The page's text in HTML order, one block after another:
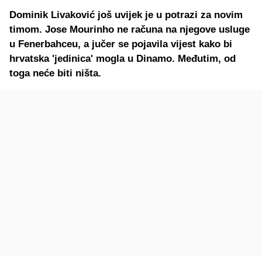
Dominik Livaković još uvijek je u potrazi za novim
timom. Jose Mourinho ne računa na njegove usluge
u Fenerbahceu, a jučer se pojavila vijest kako bi
hrvatska 'jedinica' mogla u Dinamo. Međutim, od
toga neće biti ništa.